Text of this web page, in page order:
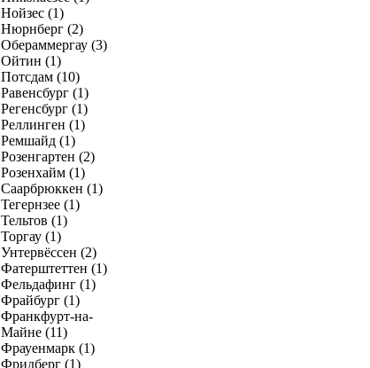
Нойзес (1)
Нюрнберг (2)
Обераммергау (3)
Ойтин (1)
Потсдам (10)
Равенсбург (1)
Регенсбург (1)
Реллинген (1)
Ремшайд (1)
Розенгартен (2)
Розенхайм (1)
Саарбрюккен (1)
Тегернзее (1)
Тельтов (1)
Торгау (1)
Унтервёссен (2)
Фатерштеттен (1)
Фельдафинг (1)
Фрайбург (1)
Франкфурт-на-
Майне (11)
Фрауенмарк (1)
Фридберг (1)